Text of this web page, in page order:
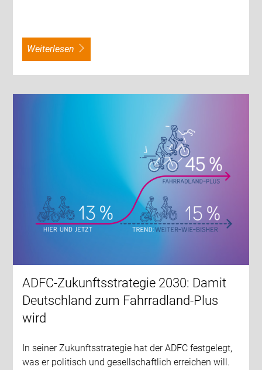
weiterlesen
ADFC-Zukunftsstrategie 2030: Damit
Deutschland zum Fahrradland-Plus
wird
In seiner Zukunftsstrategie hat der ADFC festgelegt,
was er politisch und gesellschaftlich erreichen will.